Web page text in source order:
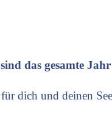
das gesamte
dich und deinen